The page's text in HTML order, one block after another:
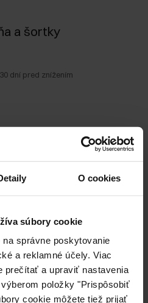
O cookies
súbory cookie
správne poskytovanie
a reklamné účely. Viac
prečítať a upraviť nastavenia
položky "Prispôsobiť
cookie môžete tiež prijať
a šortky
dní pred znížením
Tabuľka veľkostí
cm a nosí veľkosť S.